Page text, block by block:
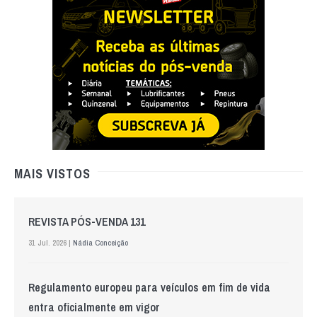
MAIS VISTOS
REVISTA PÓS-VENDA 131
31 Jul. 2026 | Nádia Conceição
Regulamento europeu para veículos em fim de vida
entra oficialmente em vigor